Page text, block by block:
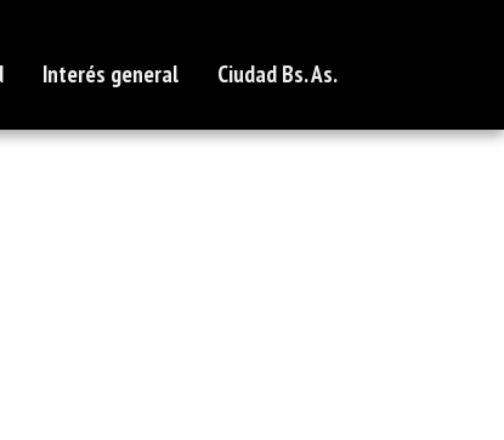
Interés general Ciudad Bs. As.